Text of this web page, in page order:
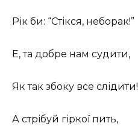
Рік би: “Стікся, неборак!”
Е, та добре нам судити,
Як так збоку все слідити!
А стрібуй гіркої пить,